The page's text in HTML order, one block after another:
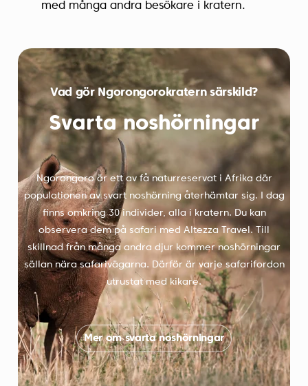
med många andra besökare i kratern.
Vad gör Ngorongorokratern särskild?
Svarta noshörningar
Ngorongoro är ett av få naturreservat i Afrika där
populationen av svart noshörning återhämtar sig. I dag
finns omkring 30 individer, alla i kratern. Du kan
observera dem på safari med Altezza Travel. Till
skillnad från många andra djur kommer noshörningar
sällan nära safarivägarna. Därför är varje safarifordon
utrustat med kikare.
Mer om svarta noshörningar